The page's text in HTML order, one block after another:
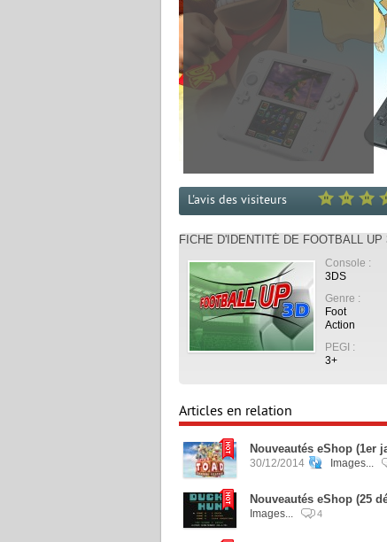
L'avis des visiteurs
FICHE D'IDENTITÉ DE FOOTBALL UP
Console :
3DS
Genre :
Foot
Action
PEGI :
3+
Articles en relation
Nouveautés eShop (1er
30/12/2014 Images...
Nouveautés eShop (25
Images...
4